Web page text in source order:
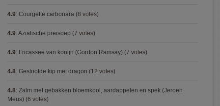
4.9: Courgette carbonara (8 votes)
4.9: Aziatische preisoep (7 votes)
4.9: Fricassee van konijn (Gordon Ramsay) (7 votes)
4.8: Gestoofde kip met dragon (12 votes)
4.8: Zalm met gebakken bloemkool, aardappelen en spek (Jeroen
Meus) (6 votes)